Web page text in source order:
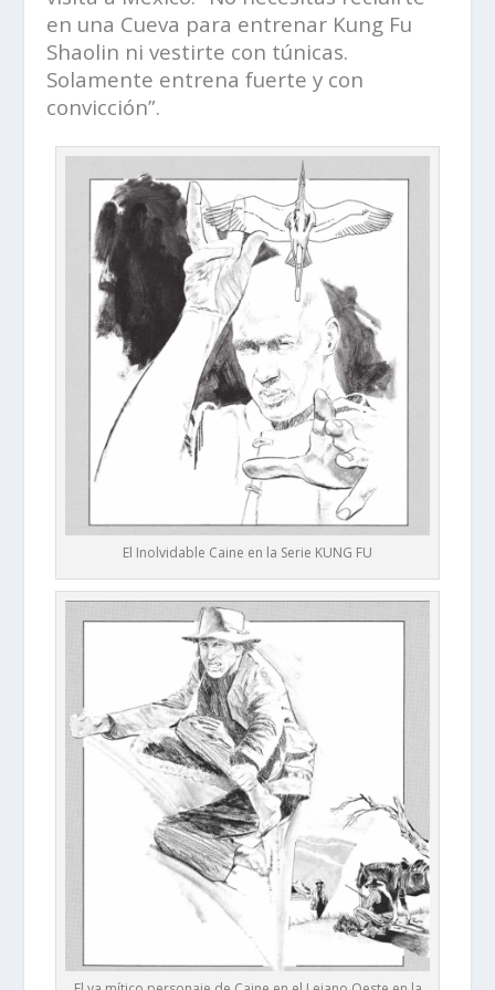
en una Cueva para entrenar Kung Fu
Shaolin ni vestirte con túnicas.
Solamente entrena fuerte y con
convicción”.
El Inolvidable Caine en la Serie KUNG FU